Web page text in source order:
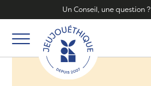
Un Conseil, une question ?